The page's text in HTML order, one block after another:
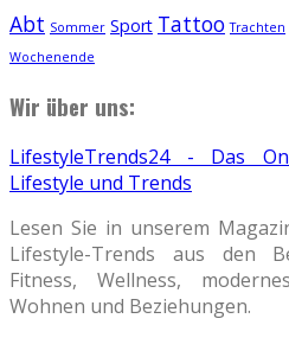
Abt Sommer Sport Tattoo Trachten
Wochenende
Wir über uns:
LifestyleTrends24 - Das
Lifestyle und Trends
Lesen Sie in unserem
Lifestyle-Trends aus den
Fitness, Wellness,
Wohnen und Beziehungen.